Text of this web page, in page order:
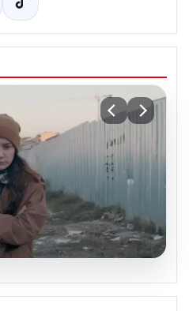
bir imza: Ceylan